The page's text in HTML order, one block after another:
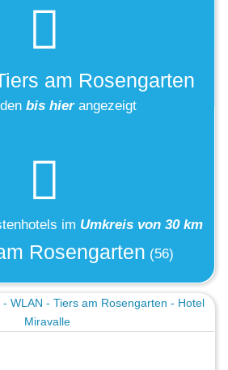
am Rosengarten
bis hierangezeigt
im Umkreis von 30 km
Rosengarten (56)